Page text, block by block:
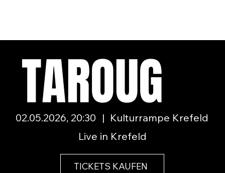
TAROUG
02.05.2026, 20:30 | Kulturrampe Krefeld
Live in Krefeld
TICKETS KAUFEN